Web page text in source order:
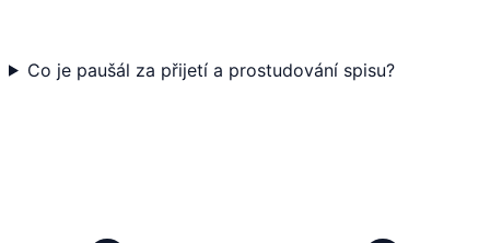
Co je paušál za přijetí a prostudování spisu?